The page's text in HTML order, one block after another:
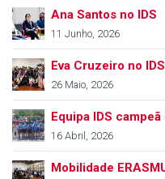
Ana Santos no IDS
11 Junho, 2026
Eva Cruzeiro no IDS
26 Maio, 2026
Equipa IDS
16 Abril, 2026
Mobilidade